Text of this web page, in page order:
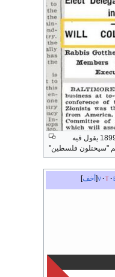
في يونيو 1899 يقول فيه
"سيحتلون فلسطين"
أخف v t